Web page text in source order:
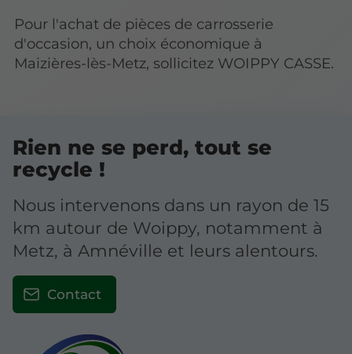
Pour l'achat de pièces de carrosserie
d'occasion, un choix économique à
Maizières-lès-Metz, sollicitez WOIPPY CASSE.
Rien ne se perd, tout se
recycle !
Nous intervenons dans un rayon de 15
km autour de Woippy, notamment à
Metz, à Amnéville et leurs alentours.
Contact